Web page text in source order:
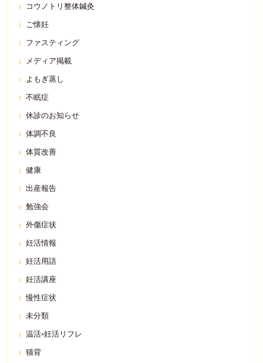
コウノトリ整体鍼灸
ご懐妊
ファスティング
メディア掲載
よもぎ蒸し
不眠症
休診のお知らせ
体調不良
体質改善
健康
出産報告
勉強会
外傷症状
妊活情報
妊活用語
妊活講座
慢性症状
未分類
温活×妊活リフレ
猫背